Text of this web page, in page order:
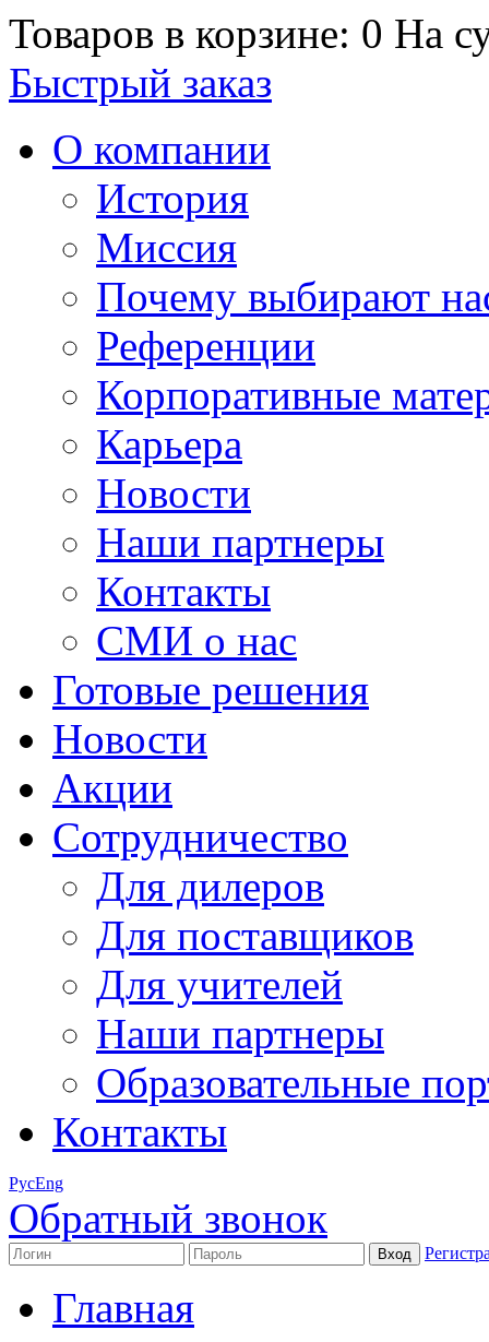
Товаров в корзине: 0 На
Быстрый заказ
О компании
История
Миссия
Почему выбирают
Референции
Корпоративные
Карьера
Новости
Наши партнеры
Контакты
СМИ о нас
Готовые решения
Новости
Акции
Сотрудничество
Для дилеров
Для поставщиков
Для учителей
Наши партнеры
Образовательные
Контакты
РусEng
Обратный звонок
Главная